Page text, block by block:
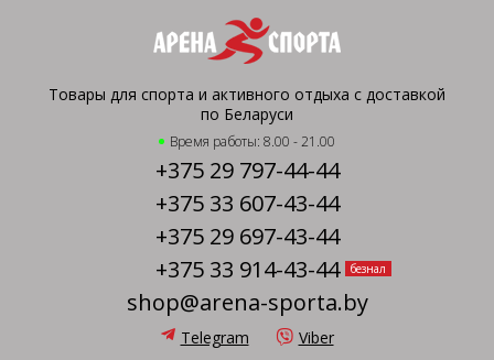
Товары для спорта и активного отдыха с доставкой
по Беларуси
Время работы: 8.00 - 21.00
+375 29 797-44-44
+375 33 607-43-44
+375 29 697-43-44
+375 33 914-43-44
безнал
shop@arena-sporta.by
Telegram Viber